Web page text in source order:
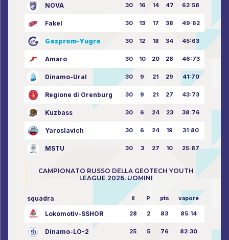
NOVA 30 16 14 47 62:58
Fakel 30 13 17 38 49:62
Gazprom-Yugra 30 12 18 34 45:63
Amaro 30 10 20 28 46:73
Dinamo-Ural 30 9 21 29 41:70
Regione di Orenburg 30 9 21 27 43:73
Kuzbass 30 6 24 23 38:76
Yaroslavich 30 6 24 19 31:80
MSTU 30 3 27 10 25:87
CAMPIONATO RUSSO DELLA GEOTECH YOUTH
LEAGUE 2026. UOMINI
squadra il P pts vapore
Lokomotiv-SSHOR 28 2 83 85:14
Dinamo-LO-2 25 5 76 82:30